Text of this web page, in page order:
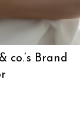
co.’s Brand